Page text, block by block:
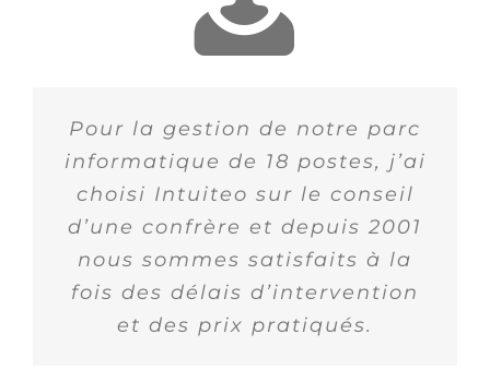
Pour la gestion de notre parc
informatique de 18 postes, j’ai
choisi Intuiteo sur le conseil
d’une confrère et depuis 2001
nous sommes satisfaits à la
fois des délais d’intervention
et des prix pratiqués.